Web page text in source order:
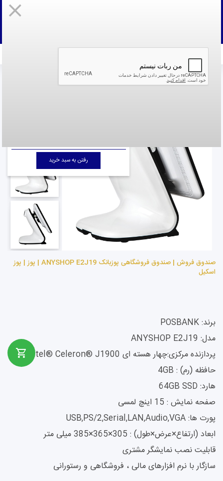
رفتن به سبد خرید
صفحه نخست
صندوق فروشگاهی
صندوق فروش | صندوق فروشگاهی پوزبانک ANYSHOP E2J19 | پوز | پوز اسکیل
صندوق فروش | صندوق فروشگاهی پوزبانک ANYSHOP E2J19 | پوز | پوز
اسکیل
برند: POSBANK
مدل: ANYSHOP E2J19
پردازنده مرکزی:چهار هسته ای Intel® Celeron® J1900
حافظه (رم) : 4GB
هارد: 64GB SSD
صفحه نمایش : 15 اینچ لمسی
پورت ها: USB,PS/2,Serial,LAN,Audio,VGA
ابعاد (ارتفاع×عرض×طول) : 305×365×385 میلی متر
قابلیت نصب نمایشگر مشتری
سازگار با نرم افزارهای مالی ، فروشگاهی و رستورانی